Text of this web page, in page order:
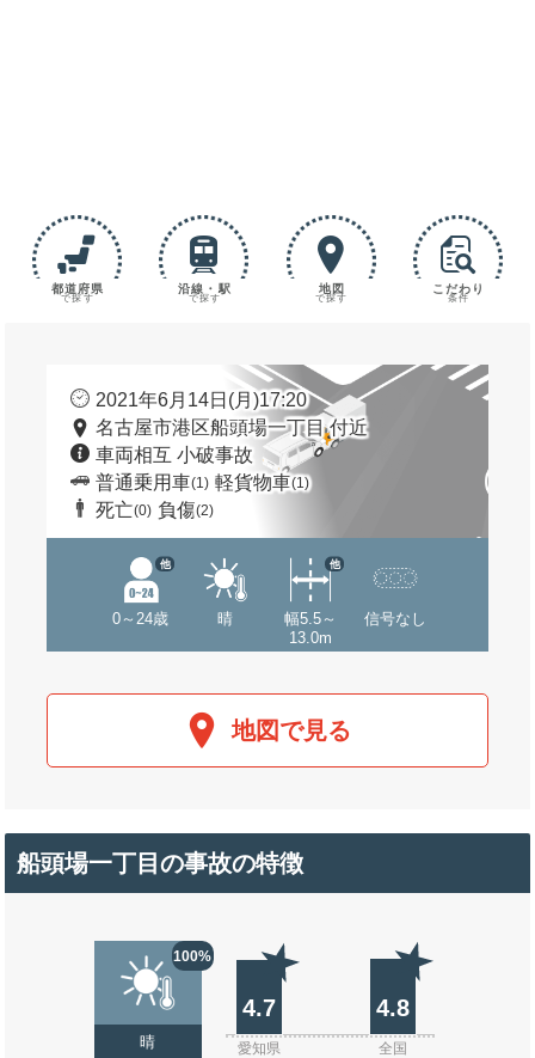
都道府県
で探す
沿線・駅
で探す
地図
で探す
こだわり
条件
2021年6月14日(月)17:20
名古屋市港区船頭場一丁目 付近
車両相互 小破事故
普通乗用車(1) 軽貨物車(1)
死亡(0) 負傷(2)
0～24歳
他
晴
幅5.5～
13.0m
他
信号なし
地図で見る
船頭場一丁目の事故の特徴
100%
晴
4.7 4.8
愛知県 全国